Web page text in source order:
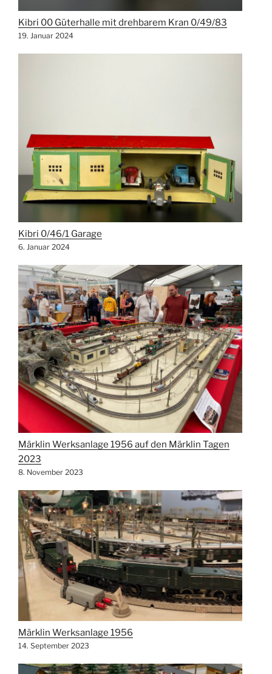
Kibri 00 Güterhalle mit drehbarem Kran 0/49/83
19. Januar 2024
Kibri 0/46/1 Garage
6. Januar 2024
Märklin Werksanlage 1956 auf den Märklin Tagen
2023
8. November 2023
Märklin Werksanlage 1956
14. September 2023